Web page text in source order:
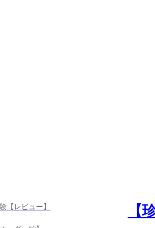
【レビュー】 【